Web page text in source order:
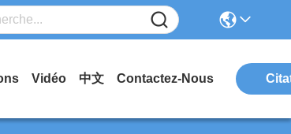
Vidéo 中文 Contactez-Nous